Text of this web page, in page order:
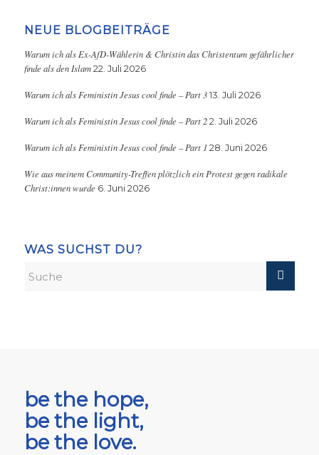
NEUE BLOGBEITRÄGE
Warum ich als Ex-AfD-Wählerin & Christin das Christentum gefährlicher
finde als den Islam 22. Juli 2026
Warum ich als Feministin Jesus cool finde – Part 3 13. Juli 2026
Warum ich als Feministin Jesus cool finde – Part 2 2. Juli 2026
Warum ich als Feministin Jesus cool finde – Part 1 28. Juni 2026
Wie aus meinem Community-Treffen plötzlich ein Protest gegen radikale
Christ:innen wurde 6. Juni 2026
WAS SUCHST DU?
be the hope,
be the light,
be the love.